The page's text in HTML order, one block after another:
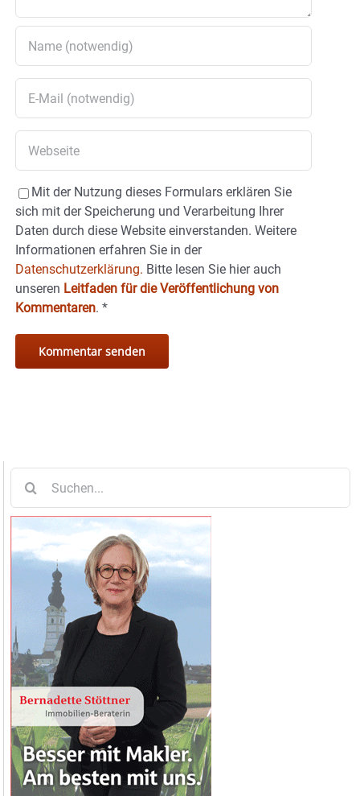
Mit der Nutzung dieses Formulars erklären Sie
sich mit der Speicherung und Verarbeitung Ihrer
Daten durch diese Website einverstanden. Weitere
Informationen erfahren Sie in der
Datenschutzerklärung. Bitte lesen Sie hier auch
unseren Leitfaden für die Veröffentlichung von
Kommentaren. *
nach: